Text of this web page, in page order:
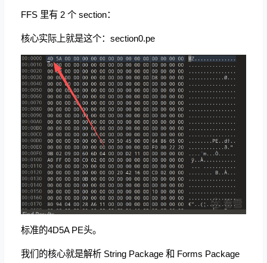
FFS 里有 2 个 section：
核心实际上就是这个：section0.pe
标准的4D5A PE头。
我们的核心就是解析 String Package 和 Forms Package